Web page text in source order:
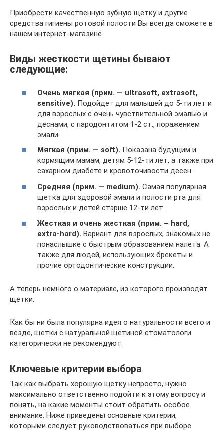
Приобрести качественную зубную щетку и другие
средства гигиены ротовой полости Вы всегда сможете в
нашем интернет-магазине.
Виды жесткости щетины бывают
следующие:
Очень мягкая (прим. — ultrasoft, extrasoft,
sensitive). Подойдет для малышей до 5-ти лет и
для взрослых с очень чувствительной эмалью и
деснами, с пародонтитом 1-2 ст., поражением
эмали.
Мягкая (прим. — soft). Показана будущим и
кормящим мамам, детям 5-12-ти лет, а также при
сахарном диабете и кровоточивости десен.
Средняя (прим. — medium). Самая популярная
щетка для здоровой эмали и полости рта для
взрослых и детей старше 12-ти лет.
Жесткая и очень жесткая (прим. – hard,
extra-hard). Вариант для взрослых, знакомых не
понаслышке с быстрым образованием налета. А
также для людей, использующих брекеты и
прочие ортодонтические конструкции.
А теперь немного о материале, из которого производят
щетки.
Как бы ни была популярна идея о натуральности всего и
везде, щетки с натуральной щетиной стоматологи
категорически не рекомендуют.
Ключевые критерии выбора
Так как выбрать хорошую щетку непросто, нужно
максимально ответственно подойти к этому вопросу и
понять, на какие моменты стоит обратить особое
внимание. Ниже приведены основные критерии,
которыми следует руководствоваться при выборе